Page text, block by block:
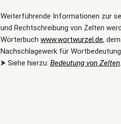
Weiterführende Informationen zur
und Rechtschreibung von Zelten
Wörterbuch www.wortwurzel.de,
Nachschlagewerk für
⮞ Siehe hierzu: Bedeutung von Zelten.